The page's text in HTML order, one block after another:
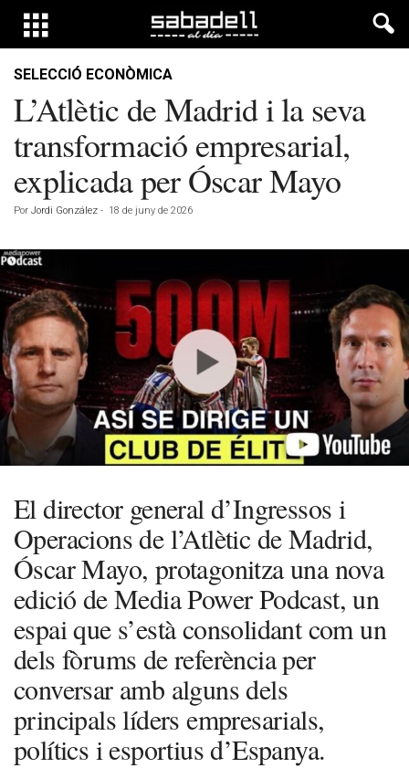
SELECCIÓ ECONÒMICA
L’Atlètic de Madrid i la seva
transformació empresarial,
explicada per Óscar Mayo
Por Jordi González - 18 de juny de 2026
El director general d’Ingressos i
Operacions de l’Atlètic de Madrid,
Óscar Mayo, protagonitza una nova
edició de Media Power Podcast, un
espai que s’està consolidant com un
dels fòrums de referència per
conversar amb alguns dels
principals líders empresarials,
polítics i esportius d’Espanya.